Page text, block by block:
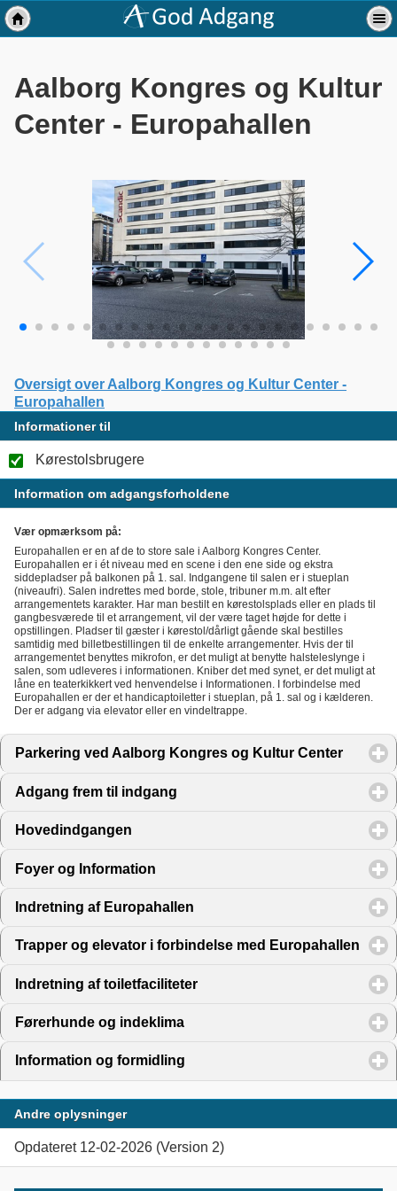
Aalborg Kongres og Kultur
Center - Europahallen
Oversigt over Aalborg Kongres og Kultur Center -
Europahallen
Informationer til
Kørestolsbrugere
Information om adgangsforholdene
Vær opmærksom på:
Europahallen er en af de to store sale i Aalborg Kongres Center.
Europahallen er i ét niveau med en scene i den ene side og ekstra
siddepladser på balkonen på 1. sal. Indgangene til salen er i stueplan
(niveaufri). Salen indrettes med borde, stole, tribuner m.m. alt efter
arrangementets karakter. Har man bestilt en kørestolsplads eller en plads til
gangbesværede til et arrangement, vil der være taget højde for dette i
opstillingen. Pladser til gæster i kørestol/dårligt gående skal bestilles
samtidig med billetbestillingen til de enkelte arrangementer. Hvis der til
arrangementet benyttes mikrofon, er det muligt at benytte halsteleslynge i
salen, som udleveres i informationen. Kniber det med synet, er det muligt at
låne en teaterkikkert ved henvendelse i Informationen. I forbindelse med
Europahallen er der et handicaptoiletter i stueplan, på 1. sal og i kælderen.
Der er adgang via elevator eller en vindeltrappe.
Parkering ved Aalborg Kongres og Kultur Center click
Adgang frem til indgang
Hovedindgangen
Foyer og Information
Indretning af Europahallen
Trapper og elevator i forbindelse med Europahallen
Indretning af toiletfaciliteter
Førerhunde og indeklima
Information og formidling
Andre oplysninger
Opdateret 12-02-2026 (Version 2)